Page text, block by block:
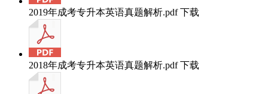
2019年成考专升本英语真题解析.pdf 下载
2018年成考专升本英语真题解析.pdf 下载